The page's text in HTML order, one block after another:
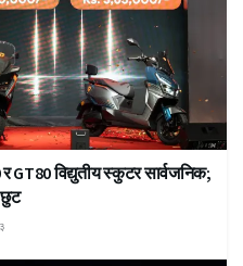
र GT80 विद्युतीय स्कुटर सार्वजनिक;
छुट